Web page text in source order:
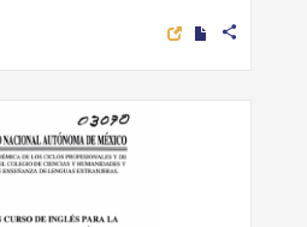
share